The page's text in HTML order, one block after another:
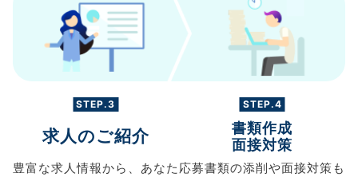
STEP.3
求人のご紹介
豊富な求人情報から、 あなた
STEP.4
書類作成
面接対策
応募書類の添削や面接対策も